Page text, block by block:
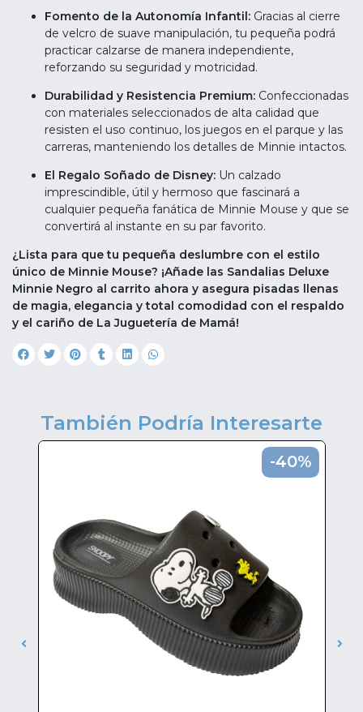
Fomento de la Autonomía Infantil: Gracias al cierre
de velcro de suave manipulación, tu pequeña podrá
practicar calzarse de manera independiente,
reforzando su seguridad y motricidad.
Durabilidad y Resistencia Premium: Confeccionadas
con materiales seleccionados de alta calidad que
resisten el uso continuo, los juegos en el parque y las
carreras, manteniendo los detalles de Minnie intactos.
El Regalo Soñado de Disney: Un calzado
imprescindible, útil y hermoso que fascinará a
cualquier pequeña fanática de Minnie Mouse y que se
convertirá al instante en su par favorito.
¿Lista para que tu pequeña deslumbre con el estilo
único de Minnie Mouse? ¡Añade las Sandalias Deluxe
Minnie Negro al carrito ahora y asegura pisadas llenas
de magia, elegancia y total comodidad con el respaldo
y el cariño de La Juguetería de Mamá!
También Podría Interesarte
-40%